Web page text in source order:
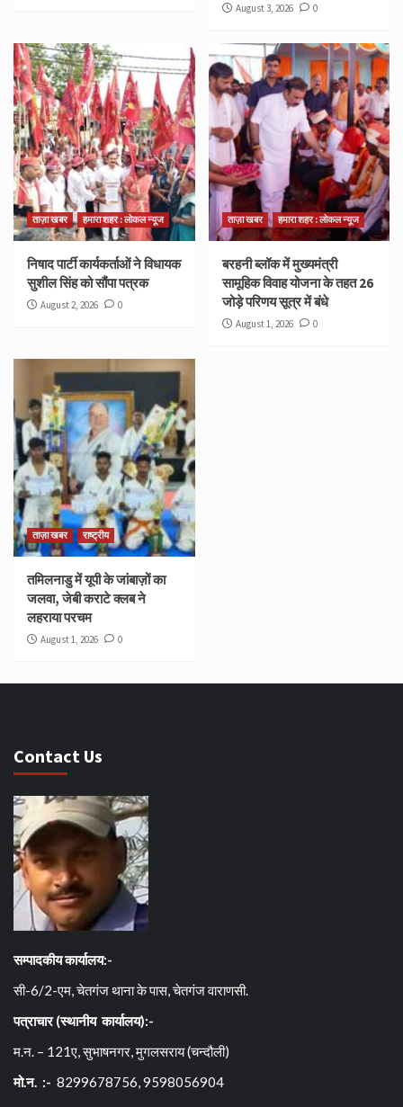
August 3, 2026 0
ताज़ा खबर हमारा शहर : लोकल न्यूज
निषाद पार्टी कार्यकर्ताओं ने विधायक
सुशील सिंह को सौंपा पत्रक
August 2, 2026 0
ताज़ा खबर हमारा शहर : लोकल न्यूज
बरहनी ब्लॉक में मुख्यमंत्री
सामूहिक विवाह योजना के तहत 26
जोड़े परिणय सूत्र में बंधे
August 1, 2026 0
ताज़ा खबर राष्ट्रीय
तमिलनाडु में यूपी के जांबाज़ों का
जलवा, जेबी कराटे क्लब ने
लहराया परचम
August 1, 2026 0
Contact Us
सम्पादकीय कार्यालय:-
सी-6/2-एम, चेतगंज थाना के पास, चेतगंज वाराणसी.
पत्राचार (स्थानीय कार्यालय):-
म.न. – 121ए, सुभाषनगर, मुगलसराय (चन्दौली)
मो.न. :- 8299678756, 9598056904